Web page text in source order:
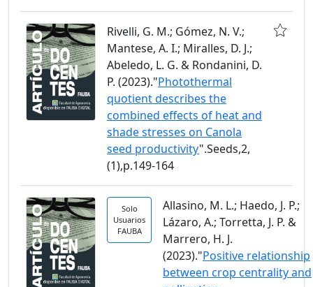
Rivelli, G. M.; Gómez, N. V.;
Mantese, A. I.; Miralles, D. J.;
Abeledo, L. G. & Rondanini, D.
P. (2023)."Photothermal
quotient describes the
combined effects of heat and
shade stresses on Canola
seed productivity".Seeds,2,
(1),p.149-164
Solo
Usuarios
FAUBA
Allasino, M. L.; Haedo, J. P.;
Lázaro, A.; Torretta, J. P. &
Marrero, H. J.
(2023)."Positive relationship
between crop centrality and